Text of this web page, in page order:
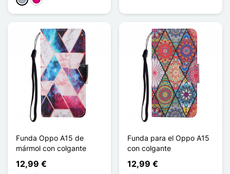
Funda Oppo A15 de
mármol con colgante
12,99 €
Funda para el Oppo A15
con colgante
12,99 €